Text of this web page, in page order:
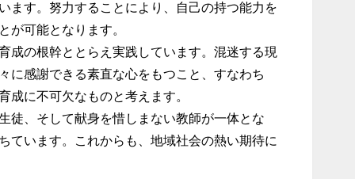
ます。努力することにより、自己の持つ能力を
が可能となります。
成の根幹ととらえ実践しています。混迷する現
に感謝できる素直な心をもつこと、すなわち
成に不可欠なものと考えます。
徒、そして献身を惜しまない教師が一体とな
ています。これからも、地域社会の熱い期待に